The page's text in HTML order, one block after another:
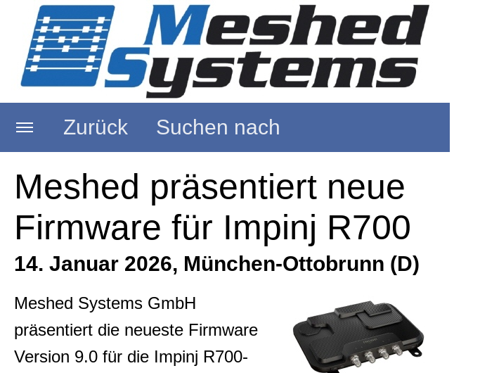
Zurück Suchen nach
Startseite
Über uns
RFID Antennen
Meshed präsentiert neue
Firmware für Impinj R700
14. Januar 2026, München-Ottobrunn (D)
Meshed Systems GmbH
präsentiert die neueste Firmware
Version 9.0 für die Impinj R700-